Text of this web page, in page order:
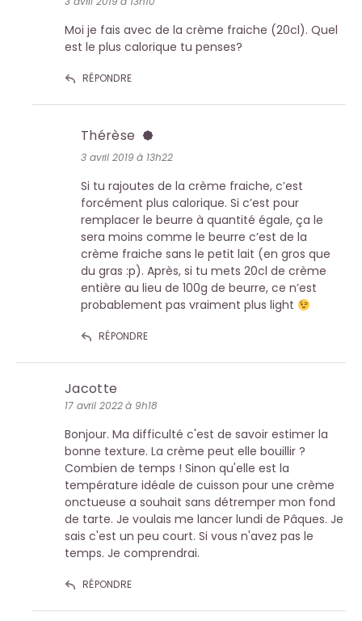
Moi je fais avec de la crème fraiche (20cl). Quel
est le plus calorique tu penses?
RÉPONDRE
Thérèse
3 avril 2019 à 13h22
Si tu rajoutes de la crème fraiche, c’est
forcément plus calorique. Si c’est pour
remplacer le beurre à quantité égale, ça le
sera moins comme le beurre c’est de la
crème fraiche sans le petit lait (en gros que
du gras :p). Après, si tu mets 20cl de crème
entière au lieu de 100g de beurre, ce n’est
probablement pas vraiment plus light
RÉPONDRE
Jacotte
17 avril 2022 à 9h18
Bonjour. Ma difficulté c'est de savoir estimer la
bonne texture. La crème peut elle bouillir ?
Combien de temps ! Sinon qu'elle est la
température idéale de cuisson pour une crème
onctueuse a souhait sans détremper mon fond
de tarte. Je voulais me lancer lundi de Pâques. Je
sais c'est un peu court. Si vous n'avez pas le
temps. Je comprendrai.
RÉPONDRE